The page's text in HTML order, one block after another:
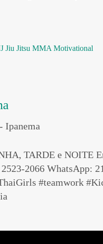
Jiu Jitsu MMA Motivational
Ipanema
TARDE e NOITE
2066 WhatsApp:
#teamwork